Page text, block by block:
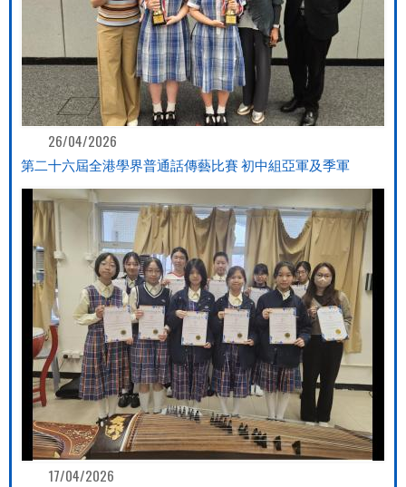
26/04/2026
第二十六屆全港學界普通話傳藝比賽 初中組亞軍及季軍
17/04/2026